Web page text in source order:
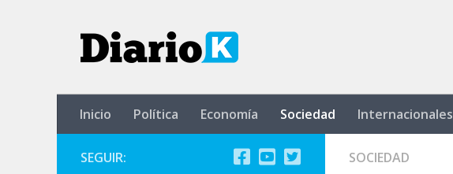
Inicio Política Economía Sociedad Internacionales
SOCIEDAD
SEGUIR: